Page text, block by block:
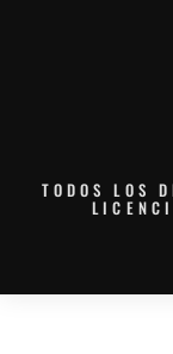
TODOS LOS